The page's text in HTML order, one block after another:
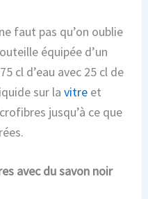
faut pas qu’on oublie
équipée d’un
cl d’eau avec 25 cl de
sur lavitre et
jusqu’à ce que
avec du savon noir